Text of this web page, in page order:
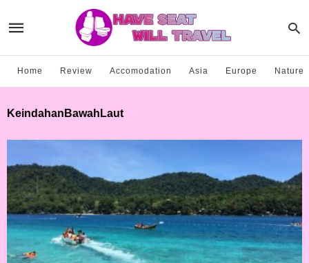
Home Review Accomodation Asia Europe Nature
KeindahanBawahLaut